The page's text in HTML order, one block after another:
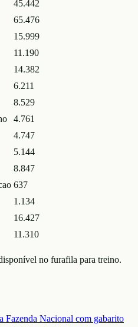
45.442
65.476
15.999
11.190
14.382
6.211
8.529
4.761
4.747
5.144
8.847
637
1.134
16.427
11.310
no furafila para treino.
Fazenda Nacional com gabarito